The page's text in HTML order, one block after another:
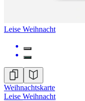
Leise Weihnacht
Weihnachtskarte
Leise Weihnacht